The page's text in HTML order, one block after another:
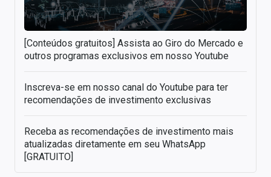
[Conteúdos gratuitos] Assista ao Giro do Mercado e
outros programas exclusivos em nosso Youtube
Inscreva-se em nosso canal do Youtube para ter
recomendações de investimento exclusivas
Receba as recomendações de investimento mais
atualizadas diretamente em seu WhatsApp
[GRATUITO]